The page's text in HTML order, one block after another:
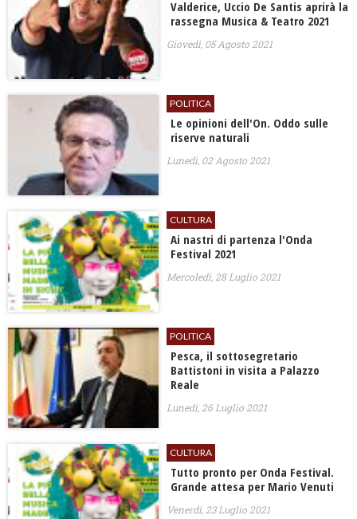
Valderice, Uccio De Santis aprirà la
rassegna Musica & Teatro 2021
Giovedì, 05 Agosto 2021
POLITICA
Le opinioni dell'On. Oddo sulle
riserve naturali
Lunedì, 02 Agosto 2021
CULTURA
Ai nastri di partenza l'Onda
Festival 2021
Mercoledì, 28 Luglio 2021
POLITICA
Pesca, il sottosegretario
Battistoni in visita a Palazzo
Reale
Lunedì, 26 Luglio 2021
CULTURA
Tutto pronto per Onda Festival.
Grande attesa per Mario Venuti
Venerdì, 23 Luglio 2021